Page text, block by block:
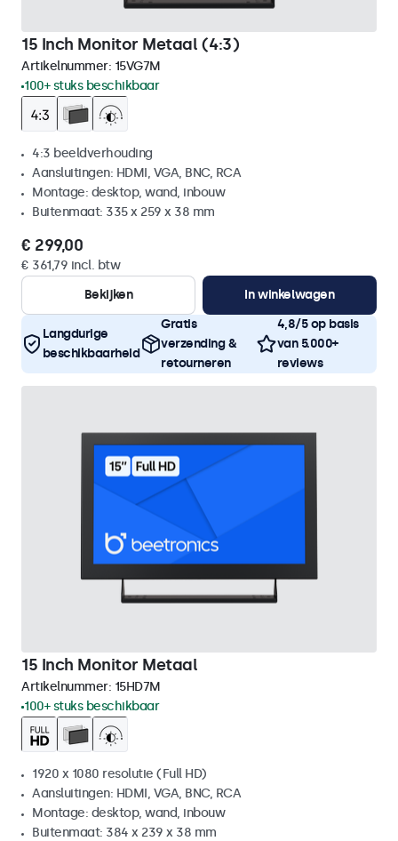
15 Inch Monitor Metaal (4:3)
Artikelnummer: 15VG7M
100+ stuks beschikbaar
4:3 beeldverhouding
Aansluitingen: HDMI, VGA, BNC, RCA
Montage: desktop, wand, inbouw
Buitenmaat: 335 x 259 x 38 mm
€ 299,00
€ 361,79 incl. btw
Bekijken
In winkelwagen
Langdurige
beschikbaarheid
Gratis
verzending &
retourneren
4,8/5 op basis
van 5.000+
reviews
15 Inch Monitor Metaal
Artikelnummer: 15HD7M
100+ stuks beschikbaar
1920 x 1080 resolutie (Full HD)
Aansluitingen: HDMI, VGA, BNC, RCA
Montage: desktop, wand, inbouw
Buitenmaat: 384 x 239 x 38 mm